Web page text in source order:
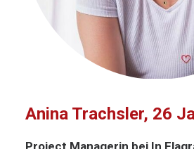
Anina Trachsler, 26
Project Managerin bei In